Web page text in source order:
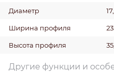
Диаметр
Ширина профиля
Высота профиля
Другие функции и